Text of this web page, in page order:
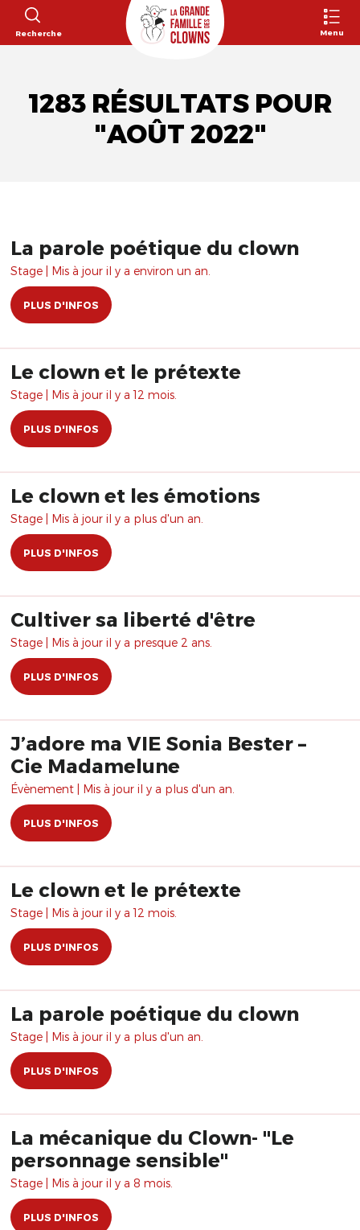
Recherche Menu
1283 RÉSULTATS POUR
"AOÛT 2022"
La parole poétique du clown
Stage | Mis à jour il y a environ un an.
PLUS D'INFOS
Le clown et le prétexte
Stage | Mis à jour il y a 12 mois.
PLUS D'INFOS
Le clown et les émotions
Stage | Mis à jour il y a plus d'un an.
PLUS D'INFOS
Cultiver sa liberté d'être
Stage | Mis à jour il y a presque 2 ans.
PLUS D'INFOS
J’adore ma VIE Sonia Bester –
Cie Madamelune
Évènement | Mis à jour il y a plus d'un an.
PLUS D'INFOS
Le clown et le prétexte
Stage | Mis à jour il y a 12 mois.
PLUS D'INFOS
La parole poétique du clown
Stage | Mis à jour il y a plus d'un an.
PLUS D'INFOS
La mécanique du Clown- "Le
personnage sensible"
Stage | Mis à jour il y a 8 mois.
PLUS D'INFOS